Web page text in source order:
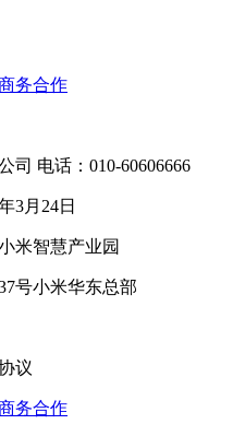
务合作
司 电话：010-60606666
3月24日
米智慧产业园
号小米华东总部
议
务合作